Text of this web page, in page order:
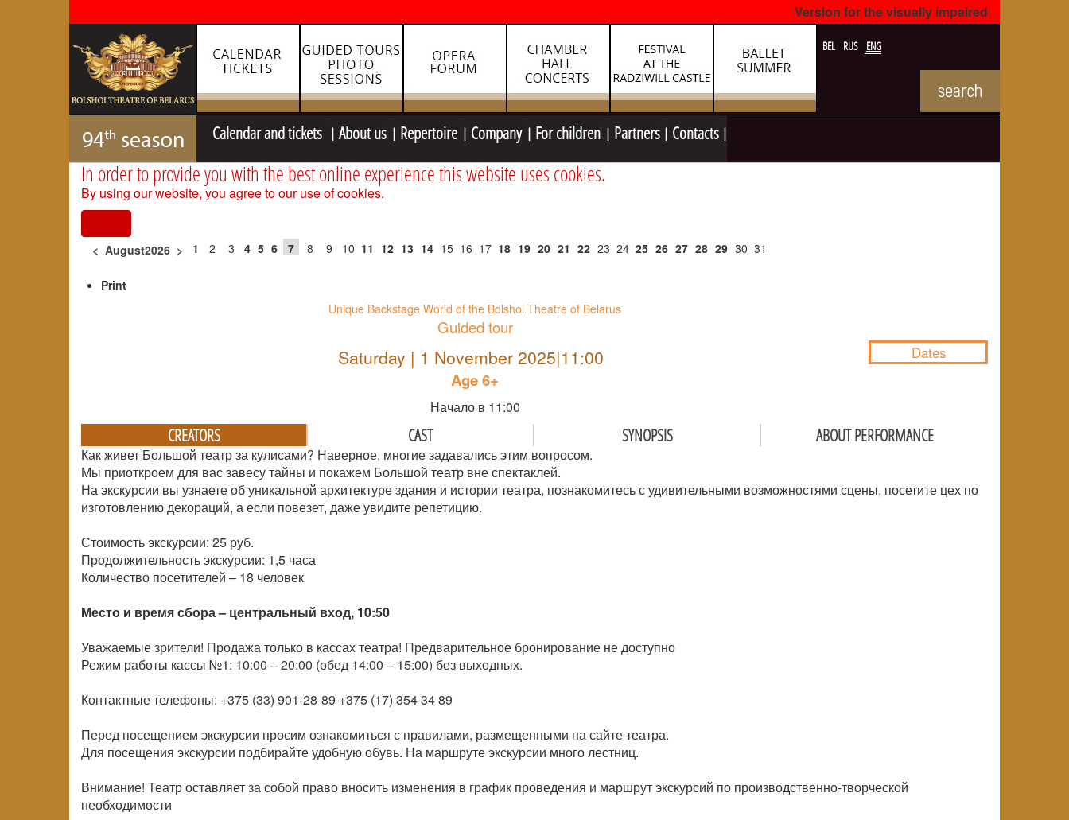
Version for the visually impaired
BEL RUS ENG
Calendar and tickets About us Repertoire Company For children Partners Contacts
In order to provide you with the best online experience this website uses cookies.
By using our website, you agree to our use of cookies.
< August2026 > 1 2 3 4 5 6 7 8 9 10 11 12 13 14 15 16 17 18 19 20 21 22 23 24 25 26 27 28 29 30 31
Print
Unique Backstage World of the Bolshoi Theatre of Belarus
Guided tour
Saturday | 1 November 2025|11:00
Age 6+
Начало в 11:00
Dates
CREATORS CAST SYNOPSIS ABOUT PERFORMANCE
Как живет Большой театр за кулисами? Наверное, многие задавались этим вопросом.
Мы приоткроем для вас завесу тайны и покажем Большой театр вне спектаклей.
На экскурсии вы узнаете об уникальной архитектуре здания и истории театра, познакомитесь с удивительными возможностями сцены, посетите цех по
изготовлению декораций, а если повезет, даже увидите репетицию.
Стоимость экскурсии: 25 руб.
Продолжительность экскурсии: 1,5 часа
Количество посетителей – 18 человек
Место и время сбора – центральный вход, 10:50
Уважаемые зрители! Продажа только в кассах театра! Предварительное бронирование не доступно
Режим работы кассы №1: 10:00 – 20:00 (обед 14:00 – 15:00) без выходных.
Контактные телефоны: +375 (33) 901-28-89 +375 (17) 354 34 89
Перед посещением экскурсии просим ознакомиться с правилами, размещенными на сайте театра.
Для посещения экскурсии подбирайте удобную обувь. На маршруте экскурсии много лестниц.
Внимание! Театр оставляет за собой право вносить изменения в график проведения и маршрут экскурсий по производственно-творческой
необходимости